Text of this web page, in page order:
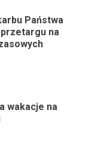
Państwa
na
wakacje na